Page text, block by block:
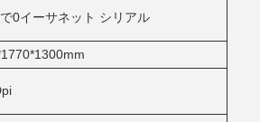
0イーサネット シリアル